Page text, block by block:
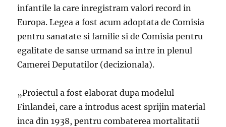
infantile la care inregistram valori record in
Europa. Legea a fost acum adoptata de Comisia
pentru sanatate si familie si de Comisia pentru
egalitate de sanse urmand sa intre in plenul
Camerei Deputatilor (decizionala).
„Proiectul a fost elaborat dupa modelul
Finlandei, care a introdus acest sprijin material
inca din 1938, pentru combaterea mortalitatii